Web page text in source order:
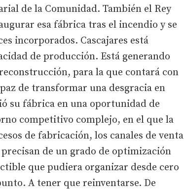
de la Comunidad. También el Rey
esa fábrica tras el incendio y se
incorporados. Cascajares está
de producción. Está generando
para la que contará con
de transformar una desgracia en
su fábrica en una oportunidad de
competitivo complejo, en el que la
de fabricación, los canales de venta
de un grado de optimización
que pudiera organizar desde cero
A tener que reinventarse. De